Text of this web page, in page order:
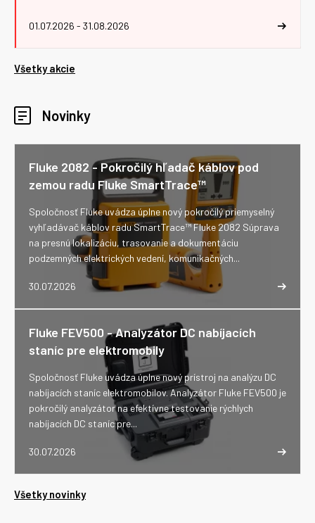
01.07.2026 - 31.08.2026
Všetky akcie
Novinky
Fluke 2082 - Pokročilý hľadač káblov pod
zemou radu Fluke SmartTrace™
30.07.2026
Spoločnosť Fluke uvádza úplne nový pokročilý priemyselný
vyhľadávač káblov radu SmartTrace™ Fluke 2082 Súprava
na presnú lokalizáciu, trasovanie a dokumentáciu
podzemných elektrických vedení, komunikačných...
Fluke FEV500 - Analyzátor DC nabíjacích
staníc pre elektromobily
30.07.2026
Spoločnosť Fluke uvádza úplne nový prístroj na analýzu DC
nabíjacích staníc elektromobilov. Analyzátor Fluke FEV500 je
pokročilý analyzátor na efektívne testovanie rýchlych
nabíjacích DC staníc pre...
Všetky novinky